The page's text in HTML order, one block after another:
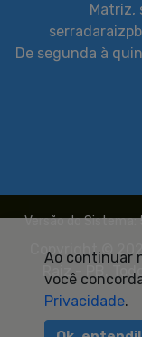
De segunda à
Versão do Sistema:
Copyright ©
Raiz - PB.
Ao continuar
você
Privacidade.